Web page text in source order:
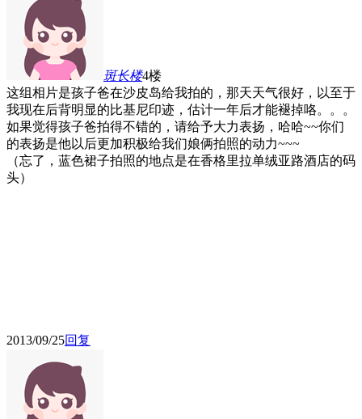
斑长楼4楼
这组相片是孩子爸在沙皮岛给我拍的，那天天气很好，以至于
我现在后背明显的比基尼印迹，估计一年后才能褪掉咯。。。
如果觉得孩子爸拍得不错的，请给予大力表扬，哈哈~~你们
的表扬是他以后更加积极给我们娘俩拍照的动力~~~
（忘了，蓝色裙子拍照的地点是在香格里拉单绒亚路酒店的码
头）
2013/09/25回复